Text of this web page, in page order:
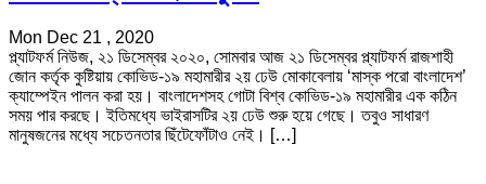
Mon Dec 21 , 2020
প্ল্যাটফর্ম নিউজ, ২১ ডিসেম্বর ২০২০, সোমবার আজ ২১ ডিসেম্বর প্ল্যাটফর্ম রাজশাহী
জোন কর্তৃক কুষ্টিয়ায় কোভিড-১৯ মহামারীর ২য় ঢেউ মোকাবেলায় ‘মাস্ক পরো বাংলাদেশ’
ক্যাম্পেইন পালন করা হয়। বাংলাদেশসহ গোটা বিশ্ব কোভিড-১৯ মহামারীর এক কঠিন
সময় পার করছে। ইতিমধ্যে ভাইরাসটির ২য় ঢেউ শুরু হয়ে গেছে। তবুও সাধারণ
মানুষজনের মধ্যে সচেতনতার ছিঁটেফোঁটাও নেই। […]